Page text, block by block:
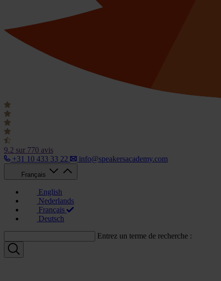
9.2 sur 770 avis
+31 10 433 33 22
info@speakersacademy.com
Français
English
Nederlands
Français
Deutsch
Entrez un terme de recherche :